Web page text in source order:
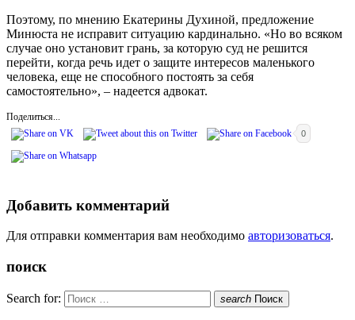
Поэтому, по мнению Екатерины Духиной, предложение
Минюста не исправит ситуацию кардинально. «Но во всяком
случае оно установит грань, за которую суд не решится
перейти, когда речь идет о защите интересов маленького
человека, еще не способного постоять за себя
самостоятельно», – надеется адвокат.
Поделиться...
0
Добавить комментарий
Для отправки комментария вам необходимо авторизоваться.
поиск
Search for: search Поиск